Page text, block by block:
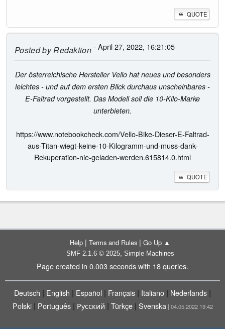
QUOTE
Posted byRedaktion- April 27, 2022, 16:21:05
Der österreichische Hersteller Vello hat neues und besonders
leichtes - und auf dem ersten Blick durchaus unscheinbares -
E-Faltrad vorgestellt. Das Modell soll die 10-Kilo-Marke
unterbieten.
https://www.notebookcheck.com/Vello-Bike-Dieser-E-Faltrad-
aus-Titan-wiegt-keine-10-Kilogramm-und-muss-dank-
Rekuperation-nie-geladen-werden.615814.0.html
QUOTE
Help | Terms and Rules | Go Up ▲
SMF 2.1.6 © 2025, Simple Machines
Page created in 0.003 seconds with 18 queries.
Deutsch | English | Español | Français | Italiano | Nederlands |
Polski| Português| Русский | Türkçe| Svenska | 04.05.2022 19:42